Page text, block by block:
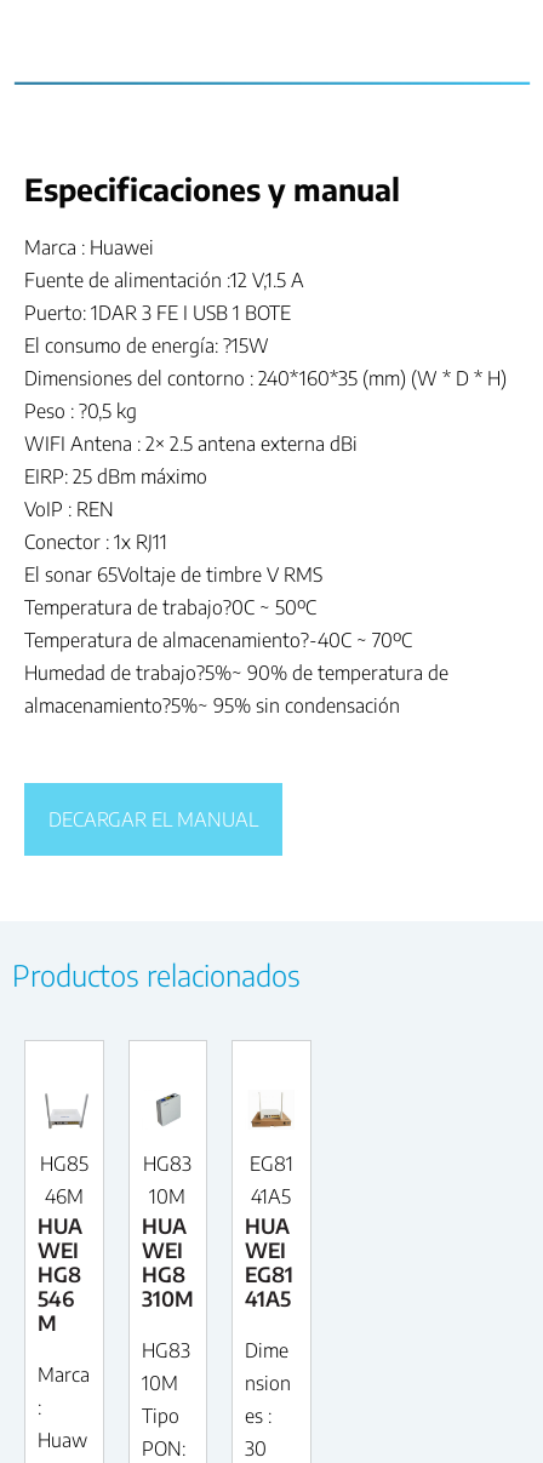
Especificaciones y manual
Marca : Huawei
Fuente de alimentación :12 V,1.5 A
Puerto: 1DAR 3 FE I USB 1 BOTE
El consumo de energía: ?15W
Dimensiones del contorno : 240*160*35 (mm) (W * D * H)
Peso : ?0,5 kg
WIFI Antena : 2× 2.5 antena externa dBi
EIRP: 25 dBm máximo
VoIP : REN
Conector : 1x RJ11
El sonar 65Voltaje de timbre V RMS
Temperatura de trabajo?0C ~ 50ºC
Temperatura de almacenamiento?-40C ~ 70ºC
Humedad de trabajo?5%~ 90% de temperatura de
almacenamiento?5%~ 95% sin condensación
DECARGAR EL MANUAL
Productos relacionados
HG85
46M
HUA
WEI
HG8
546
M
Marca
:
Huaw
HG83
10M
HUA
WEI
HG8
310M
HG83
10M
Tipo
PON:
EG81
41A5
HUA
WEI
EG81
41A5
Dime
nsion
es :
30